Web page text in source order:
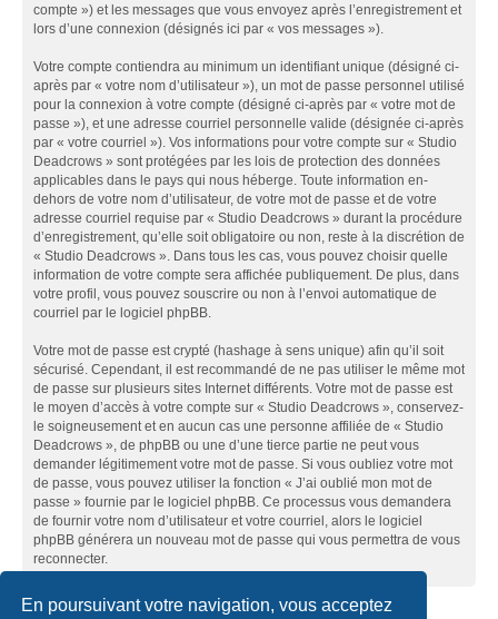
En poursuivant votre navigation, vous acceptez
compte ») et les messages que vous envoyez après l’enregistrement et
lors d’une connexion (désignés ici par « vos messages »).
Votre compte contiendra au minimum un identifiant unique (désigné ci-
après par « votre nom d’utilisateur »), un mot de passe personnel utilisé
pour la connexion à votre compte (désigné ci-après par « votre mot de
passe »), et une adresse courriel personnelle valide (désignée ci-après
par « votre courriel »). Vos informations pour votre compte sur « Studio
Deadcrows » sont protégées par les lois de protection des données
applicables dans le pays qui nous héberge. Toute information en-
dehors de votre nom d’utilisateur, de votre mot de passe et de votre
adresse courriel requise par « Studio Deadcrows » durant la procédure
d’enregistrement, qu’elle soit obligatoire ou non, reste à la discrétion de
« Studio Deadcrows ». Dans tous les cas, vous pouvez choisir quelle
information de votre compte sera affichée publiquement. De plus, dans
votre profil, vous pouvez souscrire ou non à l’envoi automatique de
courriel par le logiciel phpBB.
Votre mot de passe est crypté (hashage à sens unique) afin qu’il soit
sécurisé. Cependant, il est recommandé de ne pas utiliser le même mot
de passe sur plusieurs sites Internet différents. Votre mot de passe est
le moyen d’accès à votre compte sur « Studio Deadcrows », conservez-
le soigneusement et en aucun cas une personne affiliée de « Studio
Deadcrows », de phpBB ou une d’une tierce partie ne peut vous
demander légitimement votre mot de passe. Si vous oubliez votre mot
de passe, vous pouvez utiliser la fonction « J’ai oublié mon mot de
passe » fournie par le logiciel phpBB. Ce processus vous demandera
de fournir votre nom d’utilisateur et votre courriel, alors le logiciel
phpBB générera un nouveau mot de passe qui vous permettra de vous
reconnecter.